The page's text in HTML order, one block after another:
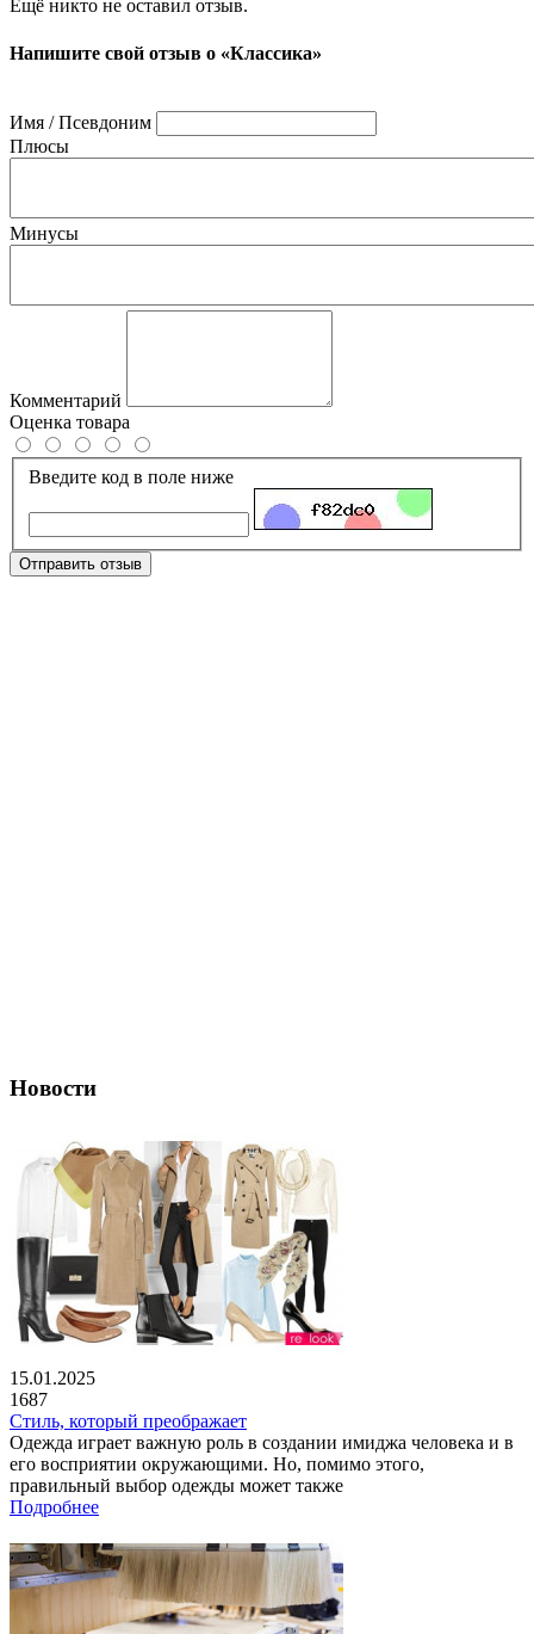
Ещё никто не оставил отзыв.
Напишите свой отзыв о «Классика»
Имя / Псевдоним
Плюсы
Минусы
Комментарий
Оценка товара
Введите код в поле ниже
Отправить отзыв
Новости
15.01.2025
1687
Стиль, который преображает
Одежда играет важную роль в создании имиджа человека и в
его восприятии окружающими. Но, помимо этого,
правильный выбор одежды может также
Подробнее